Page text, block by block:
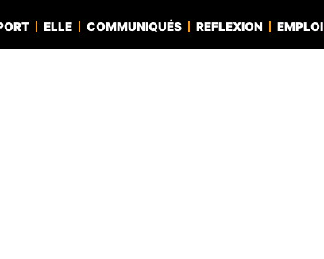
ELLE COMMUNIQUÉS REFLEXION EMPLOI